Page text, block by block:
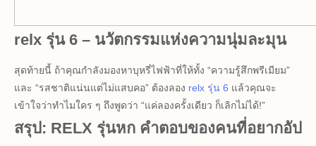
relx รุ่น 6 – นวัตกรรมแห่งความนุ่มละมุน
สุดท้ายนี้ ถ้าคุณกำลังมองหาบุหรี่ไฟฟ้าที่ให้ทั้ง “ความรู้สึกพรีเมียม”
และ “รสชาติแน่นแต่ไม่แสบคอ” ต้องลอง relx รุ่น 6 แล้วคุณจะ
เข้าใจว่าทำไมใคร ๆ ถึงพูดว่า “แค่ลองครั้งเดียว ก็เลิกไม่ได้!”
สรุป: RELX รุ่นหก คำตอบของคนที่อยากอัป